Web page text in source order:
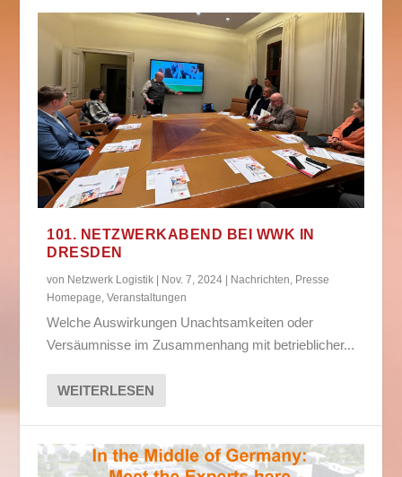
101. NETZWERKABEND BEI WWK IN
DRESDEN
von Netzwerk Logistik | Nov. 7, 2024 | Nachrichten Presse
Homepage ,Veranstaltungen
Welche Auswirkungen Unachtsamkeiten oder
Versäumnisse im Zusammenhang mit betrieblicher...
WEITERLESEN